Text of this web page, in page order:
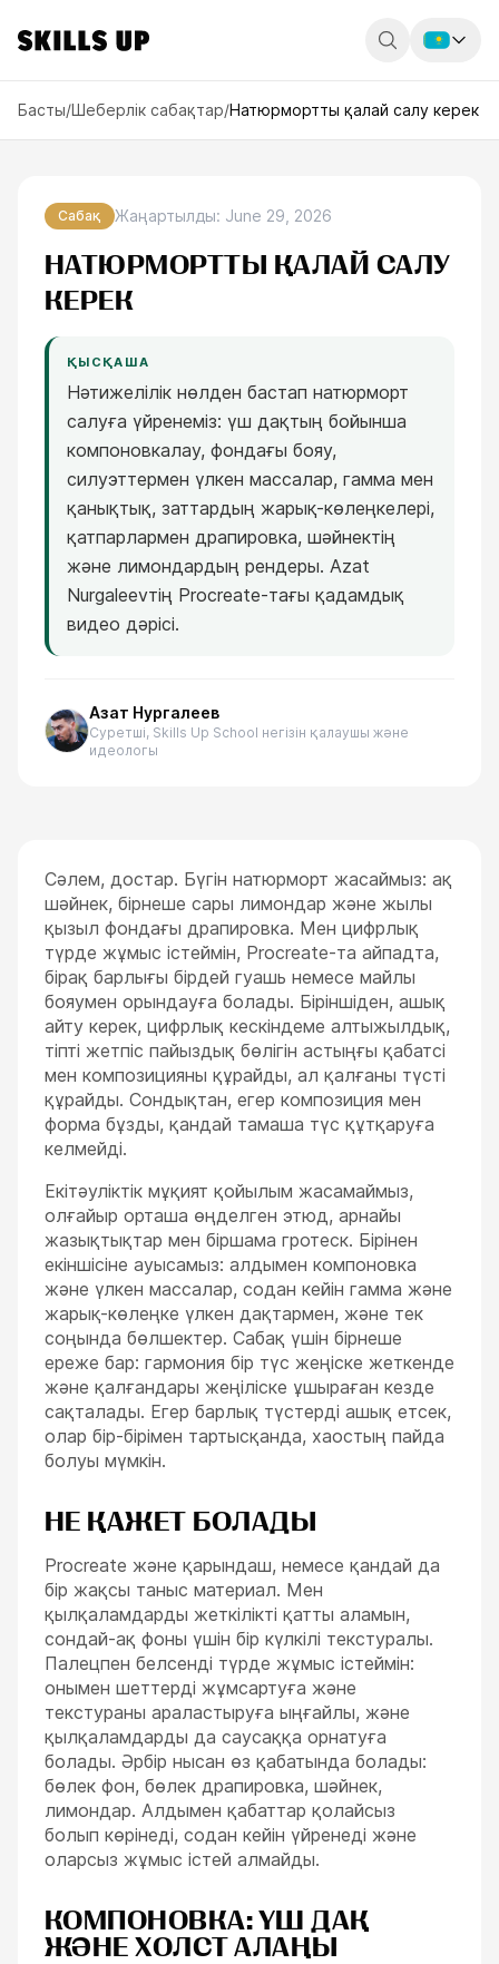
Беларусь
Басты/Шеберлік сабақтар/Натюрмортты қалай салу керек
Сабақ Жаңартылды: June 29, 2026
НАТЮРМОРТТЫ ҚАЛАЙ САЛУ
КЕРЕК
ҚЫСҚАША
Нәтижелілік нөлден бастап натюрморт
салуға үйренеміз: үш дақтың бойынша
компоновкалау, фондағы бояу,
силуэттермен үлкен массалар, гамма мен
қанықтық, заттардың жарық-көлеңкелері,
қатпарлармен драпировка, шәйнектің
және лимондардың рендеры. Azat
Nurgaleevтің Procreate-тағы қадамдық
видео дәрісі.
Азат Нургалеев
Суретші, Skills Up School негізін қалаушы және
идеологы
Сәлем, достар. Бүгін натюрморт жасаймыз: ақ
шәйнек, бірнеше сары лимондар және жылы
қызыл фондағы драпировка. Мен цифрлық
түрде жұмыс істеймін, Procreate-та айпадта,
бірақ барлығы бірдей гуашь немесе майлы
бояумен орындауға болады. Біріншіден, ашық
айту керек, цифрлық кескіндеме алтыжылдық,
тіпті жетпіс пайыздық бөлігін астыңғы қабатсі
мен композицияны құрайды, ал қалғаны түсті
құрайды. Сондықтан, егер композиция мен
форма бұзды, қандай тамаша түс құтқаруға
келмейді.
Екітәуліктік мұқият қойылым жасамаймыз,
олғайыр орташа өңделген этюд, арнайы
жазықтықтар мен біршама гротеск. Бірінен
екіншісіне ауысамыз: алдымен компоновка
және үлкен массалар, содан кейін гамма және
жарық-көлеңке үлкен дақтармен, және тек
соңында бөлшектер. Сабақ үшін бірнеше
ереже бар: гармония бір түс жеңіске жеткенде
және қалғандары жеңіліске ұшыраған кезде
сақталады. Егер барлық түстерді ашық етсек,
олар бір-бірімен тартысқанда, хаостың пайда
болуы мүмкін.
НЕ ҚАЖЕТ БОЛАДЫ
Procreate және қарындаш, немесе қандай да
бір жақсы таныс материал. Мен
қылқаламдарды жеткілікті қатты аламын,
сондай-ақ фоны үшін бір күлкілі текстуралы.
Палецпен белсенді түрде жұмыс істеймін:
онымен шеттерді жұмсартуға және
текстураны араластыруға ыңғайлы, және
қылқаламдарды да саусаққа орнатуға
болады. Әрбір нысан өз қабатында болады:
бөлек фон, бөлек драпировка, шәйнек,
лимондар. Алдымен қабаттар қолайсыз
болып көрінеді, содан кейін үйренеді және
оларсыз жұмыс істей алмайды.
КОМПОНОВКА: ҮШ ДАҚ
ЖӘНЕ ХОЛСТ АЛАҢЫ